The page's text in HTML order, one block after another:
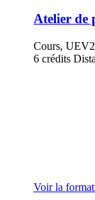
Atelier de
Cours,
6 crédits
Voir la